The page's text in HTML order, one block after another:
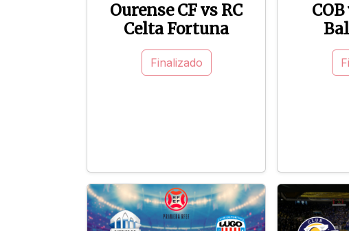
Ourense CF vs RC
Celta Fortuna
Finalizado